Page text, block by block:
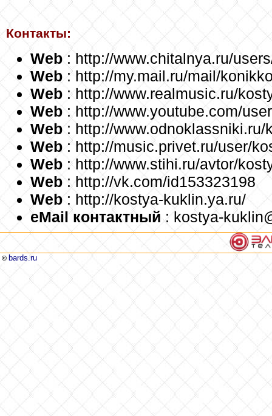
Контакты:
Web : http://www.chitalnya.ru/
Web : http://my.mail.ru/mail/
Web : http://www.realmusic.ru/
Web : http://www.youtube.com/
Web : http://www.odnoklassniki.ru/
Web : http://music.privet.ru/user/
Web : http://www.stihi.ru/avtor/
Web : http://vk.com/id153323198
Web : http://kostya-kuklin.ya.ru/
еMail контактный: kostya-
© bards.ru